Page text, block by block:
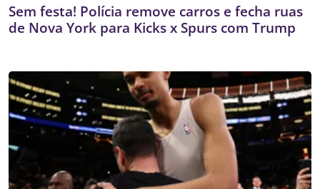
Sem festa! Polícia remove carros e fecha ruas
de Nova York para Kicks x Spurs com Trump